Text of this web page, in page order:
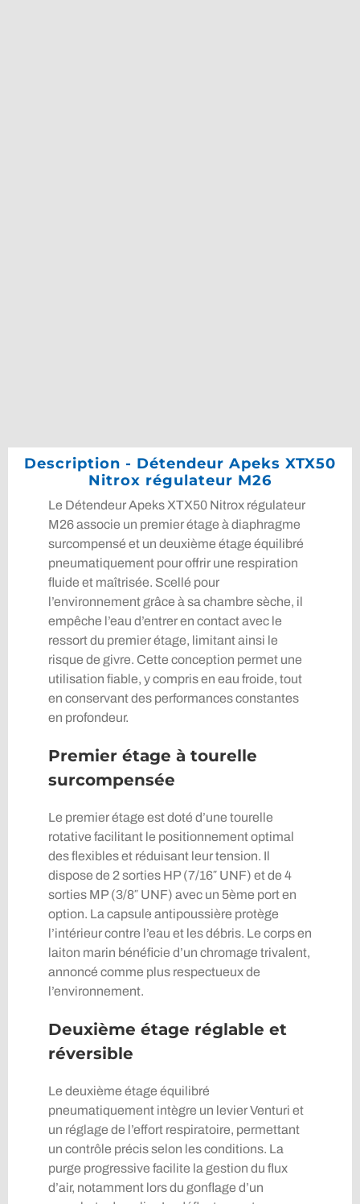
Description - Détendeur Apeks XTX50
Nitrox régulateur M26
Le Détendeur Apeks XTX50 Nitrox régulateur
M26 associe un premier étage à diaphragme
surcompensé et un deuxième étage équilibré
pneumatiquement pour offrir une respiration
fluide et maîtrisée. Scellé pour
l’environnement grâce à sa chambre sèche, il
empêche l’eau d’entrer en contact avec le
ressort du premier étage, limitant ainsi le
risque de givre. Cette conception permet une
utilisation fiable, y compris en eau froide, tout
en conservant des performances constantes
en profondeur.
Premier étage à tourelle
surcompensée
Le premier étage est doté d’une tourelle
rotative facilitant le positionnement optimal
des flexibles et réduisant leur tension. Il
dispose de 2 sorties HP (7/16″ UNF) et de 4
sorties MP (3/8″ UNF) avec un 5ème port en
option. La capsule antipoussière protège
l’intérieur contre l’eau et les débris. Le corps en
laiton marin bénéficie d’un chromage trivalent,
annoncé comme plus respectueux de
l’environnement.
Deuxième étage réglable et
réversible
Le deuxième étage équilibré
pneumatiquement intègre un levier Venturi et
un réglage de l’effort respiratoire, permettant
un contrôle précis selon les conditions. La
purge progressive facilite la gestion du flux
d’air, notamment lors du gonflage d’un